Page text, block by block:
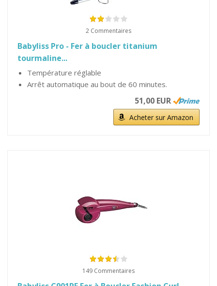
2 Commentaires
Babyliss Pro - Fer à boucler titanium
tourmaline...
Température réglable
Arrêt automatique au bout de 60 minutes.
51,00 EUR
Acheter sur Amazon
149 Commentaires